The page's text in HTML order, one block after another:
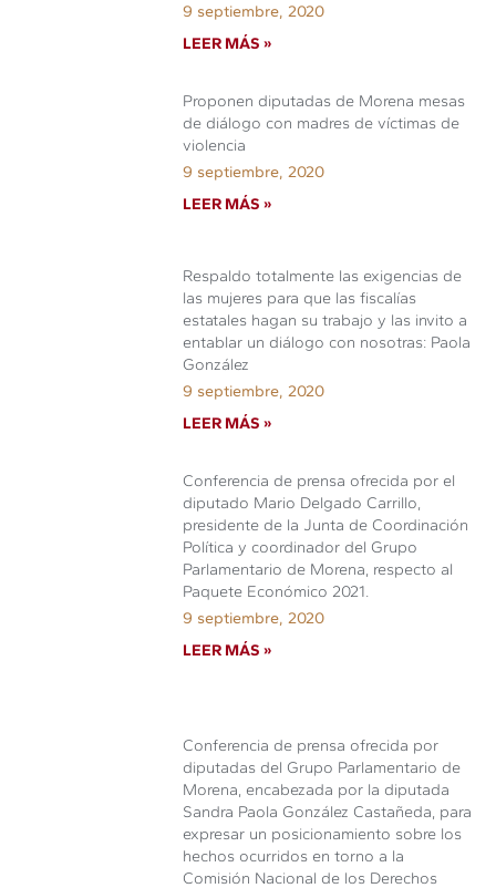
9 septiembre, 2020
LEER MÁS »
Proponen diputadas de Morena mesas
de diálogo con madres de víctimas de
violencia
9 septiembre, 2020
LEER MÁS »
Respaldo totalmente las exigencias de
las mujeres para que las fiscalías
estatales hagan su trabajo y las invito a
entablar un diálogo con nosotras: Paola
González
9 septiembre, 2020
LEER MÁS »
Conferencia de prensa ofrecida por el
diputado Mario Delgado Carrillo,
presidente de la Junta de Coordinación
Política y coordinador del Grupo
Parlamentario de Morena, respecto al
Paquete Económico 2021.
9 septiembre, 2020
LEER MÁS »
Conferencia de prensa ofrecida por
diputadas del Grupo Parlamentario de
Morena, encabezada por la diputada
Sandra Paola González Castañeda, para
expresar un posicionamiento sobre los
hechos ocurridos en torno a la
Comisión Nacional de los Derechos